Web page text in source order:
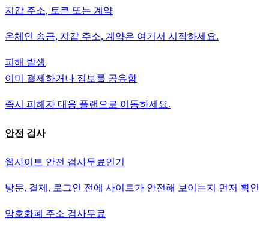
지갑 주소, 토큰 또는 계약
온체인 송금, 지갑 주소, 계약은 여기서 시작하세요.
피해 발생
이미 결제하거나 정보를 공유함
즉시 피해자 대응 플랜으로 이동하세요.
안전 검사
웹사이트 안전 검사무료인기
방문, 결제, 로그인 전에 사이트가 안전해 보이는지 먼저 확인
암호화폐 주소 검사무료